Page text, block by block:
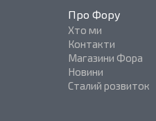
Про Фору
Хто ми
Контакти
Магазини Фора
Новини
Сталий розвиток